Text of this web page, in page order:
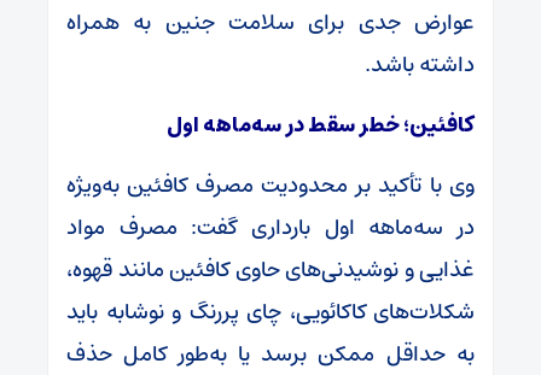
عوارض جدی برای سلامت جنین به همراه
داشته باشد.
کافئین؛ خطر سقط در سه‌ماهه اول
وی با تأکید بر محدودیت مصرف کافئین به‌ویژه
در سه‌ماهه اول بارداری گفت: مصرف مواد
غذایی و نوشیدنی‌های حاوی کافئین مانند قهوه،
شکلات‌های کاکائویی، چای پررنگ و نوشابه باید
به حداقل ممکن برسد یا به‌طور کامل حذف